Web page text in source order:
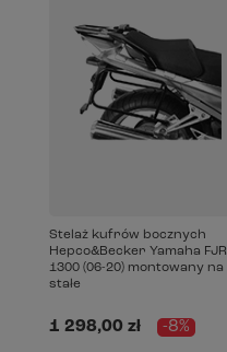
Stelaż kufrów bocznych
Hepco&Becker Yamaha FJR
1300 (06-20) montowany na
stałe
1 298,00 zł -8%